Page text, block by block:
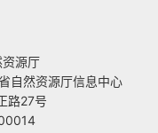
源厅
自然资源厅信息中心
路27号